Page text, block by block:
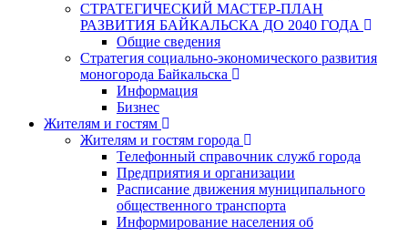
СТРАТЕГИЧЕСКИЙ МАСТЕР-ПЛАН
РАЗВИТИЯ БАЙКАЛЬСКА ДО 2040 ГОДА
Общие сведения
Стратегия социально-экономического развития
моногорода Байкальска
Информация
Бизнес
Жителям и гостям
Жителям и гостям города
Телефонный справочник служб города
Предприятия и организации
Расписание движения муниципального
общественного транспорта
Информирование населения об